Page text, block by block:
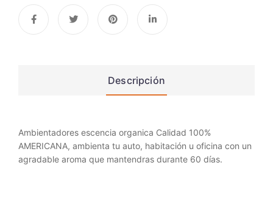
Descripción
Ambientadores escencia organica Calidad 100%
AMERICANA, ambienta tu auto, habitación u oficina con un
agradable aroma que mantendras durante 60 días.